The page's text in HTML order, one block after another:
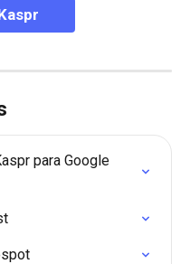
para Google